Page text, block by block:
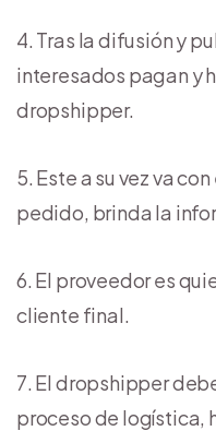
Tras la difusión y
interesados pagan y
dropshipper.
Este a su vez va
pedido, brinda la
El proveedor es
cliente final.
El dropshipper
proceso de logística,